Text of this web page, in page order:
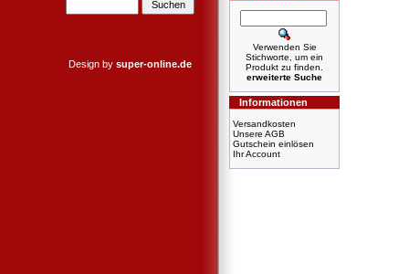
Design by super-online.de
Verwenden Sie
Stichworte, um ein
Produkt zu finden.
erweiterte Suche
Informationen
Versandkosten
Unsere AGB
Gutschein einlösen
Ihr Account